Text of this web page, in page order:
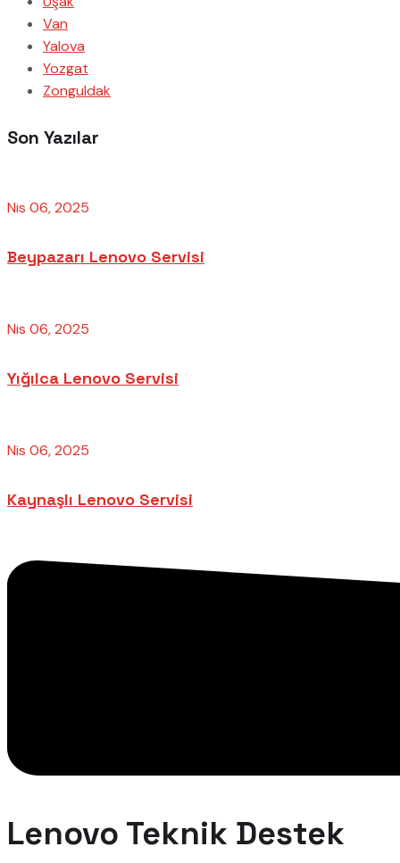
Van
Yalova
Yozgat
Zonguldak
Son Yazılar
Nis 06, 2025
Beypazarı Lenovo Servisi
Nis 06, 2025
Yığılca Lenovo Servisi
Nis 06, 2025
Kaynaşlı Lenovo Servisi
Lenovo Teknik Destek